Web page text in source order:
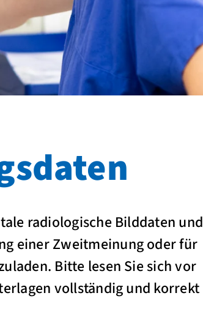
radiologische Bilddaten und
einer Zweitmeinung oder für
Bitte lesen Sie sich vor
vollständig und korrekt